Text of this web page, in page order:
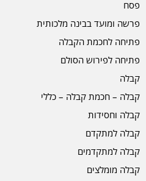
פסח
פרשה ומועד בבינה מלכותית
פתיחה לחכמת הקבלה
פתיחה לפירוש הסולם
קבלה
קבלה – חכמת קבלה – כללי
קבלה וחסידות
קבלה למתקדם
קבלה למתקדמים
קבלה מומלצים